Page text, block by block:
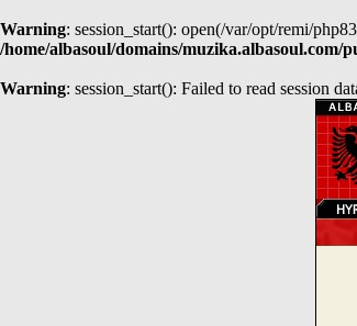
Warning: session_start(): open(/var/opt/remi/
/home/albasoul/domains/muzika.albasoul.com/
Warning: session_start(): Failed to read session